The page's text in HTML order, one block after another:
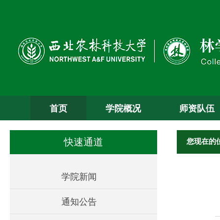
首页 学院概况 师资队伍
快速通道
学院新闻
通知公告
您现在的